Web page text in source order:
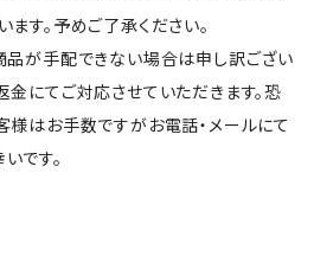
す。予めご了承ください。
品が手配できない場合は申し訳ござい
金にてご対応させていただきます。恐
様はお手数ですがお電話・メールにて
です。